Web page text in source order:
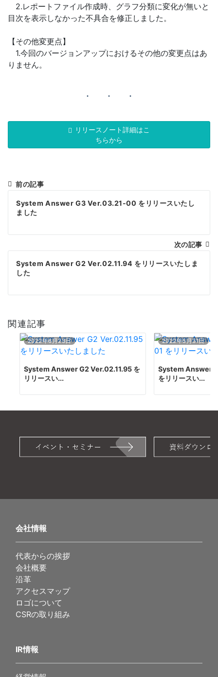
2.レポートファイル作成時、グラフ分類に変化が無いと
目次を表示しなかった不具合を修正しました。
【その他変更点】
1.今回のバージョンアップにおけるその他の変更点はあ
りません。
リリースノート詳細はこ
ちらから
投
稿
ナ
ビ
ゲ
ー
ョ
ン
前の記事
System Answer G3 Ver.03.21-00 をリリースいたし
ました
次の記事
System Answer G2 Ver.02.11.94 をリリースいたしま
した
関連記事
2022年6月23日
System Answer G2 Ver.02.11.95 を
リリースい...
2022年5月31日
System Answer
をリリースい...
会社情報
代表からの挨拶
会社概要
沿革
アクセスマップ
ロゴについて
CSRの取り組み
IR情報